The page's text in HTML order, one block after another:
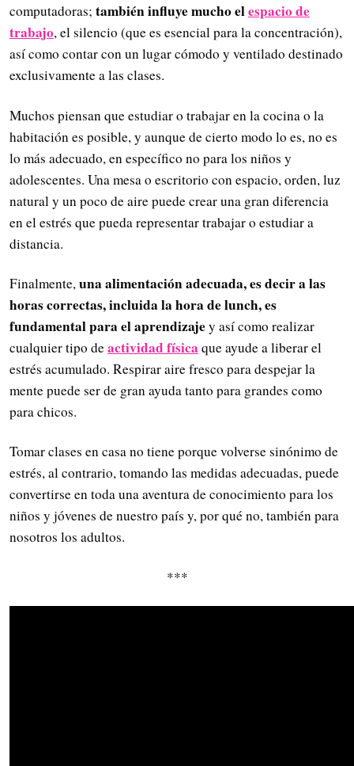
computadoras; también influye mucho elespacio de
trabajo, el silencio (que es esencial para la concentración),
así como contar con un lugar cómodo y ventilado destinado
exclusivamente a las clases.
Muchos piensan que estudiar o trabajar en la cocina o la
habitación es posible, y aunque de cierto modo lo es, no es
lo más adecuado, en específico no para los niños y
adolescentes. Una mesa o escritorio con espacio, orden, luz
natural y un poco de aire puede crear una gran diferencia
en el estrés que pueda representar trabajar o estudiar a
distancia.
Finalmente,una alimentación adecuada, es decir a las
horas correctas, incluida la hora de lunch, es
fundamental para el aprendizajey así como realizar
cualquier tipo deactividad física que ayude a liberar el
estrés acumulado. Respirar aire fresco para despejar la
mente puede ser de gran ayuda tanto para grandes como
para chicos.
Tomar clases en casa no tiene porque volverse sinónimo de
estrés, al contrario, tomando las medidas adecuadas, puede
convertirse en toda una aventura de conocimiento para los
niños y jóvenes de nuestro país y, por qué no, también para
nosotros los adultos.
***